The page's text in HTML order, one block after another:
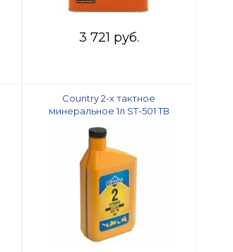
3 721 руб.
Country 2-х тактное
минеральное 1л ST-501 ТВ